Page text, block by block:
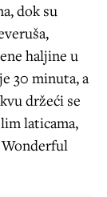
dok su
haljine u
30 minuta, a
držeći se
laticama,